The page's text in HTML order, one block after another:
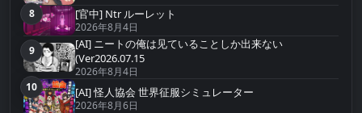
第8名
8 [官中] Ntr ルーレット
2026年8月4日
第9名
9
[AI] ニートの俺は见ていることしか出来ない
(Ver2026.07.15
2026年8月4日
第10名
10 [AI] 怪人協会 世界征服シミュレーター
2026年8月6日